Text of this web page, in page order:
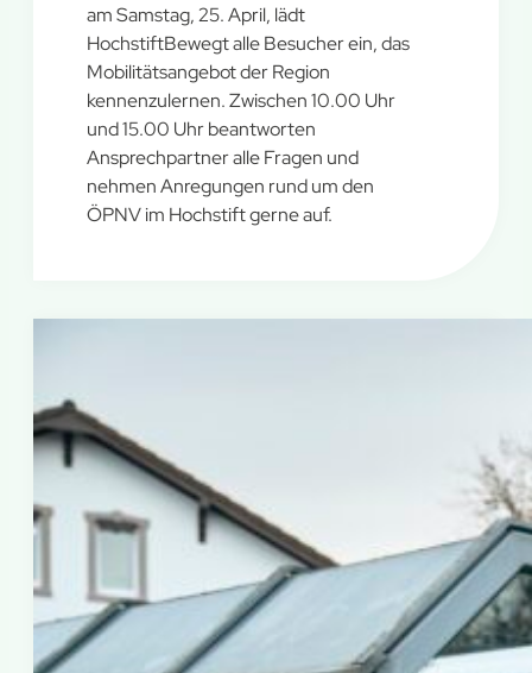
am Samstag, 25. April, lädt
HochstiftBewegt alle Besucher ein, das
Mobilitätsangebot der Region
kennenzulernen. Zwischen 10.00 Uhr
und 15.00 Uhr beantworten
Ansprechpartner alle Fragen und
nehmen Anregungen rund um den
ÖPNV im Hochstift gerne auf.